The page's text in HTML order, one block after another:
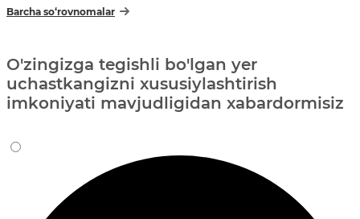
Barcha so‘rovnomalar
O'zingizga tegishli bo'lgan yer
uchastkangizni xususiylashtirish
imkoniyati mavjudligidan xabardormisiz